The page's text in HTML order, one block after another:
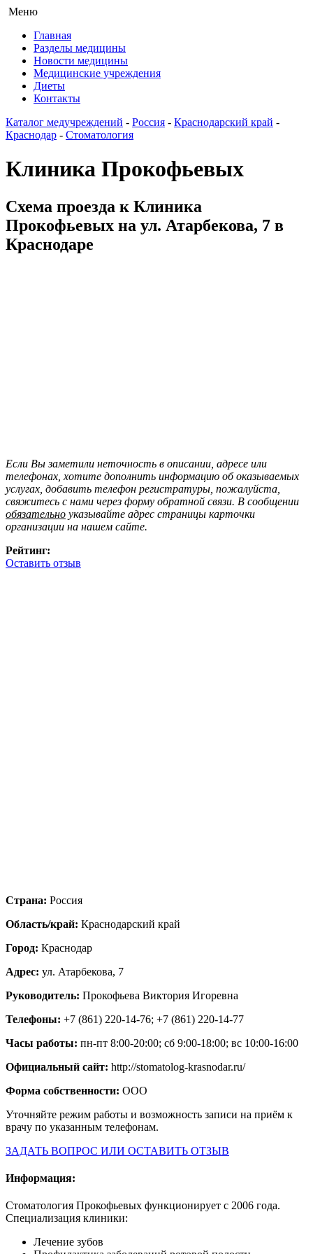
Меню
Главная
Разделы медицины
Новости медицины
Медицинские учреждения
Диеты
Контакты
Каталог медучреждений - Россия - Краснодарский край -
Краснодар - Стоматология
Клиника Прокофьевых
Схема проезда к Клиника
Прокофьевых на ул. Атарбекова, 7 в
Краснодаре
Если Вы заметили неточность в описании, адресе или
телефонах, хотите дополнить информацию об оказываемых
услугах, добавить телефон регистратуры, пожалуйста,
свяжитесь с нами через форму обратной связи. В сообщении
обязательно указывайте адрес страницы карточки
организации на нашем сайте.
Рейтинг:
Оставить отзыв
Страна: Россия
Область/край: Краснодарский край
Город: Краснодар
Адрес: ул. Атарбекова, 7
Руководитель: Прокофьева Виктория Игоревна
Телефоны: +7 (861) 220-14-76; +7 (861) 220-14-77
Часы работы: пн-пт 8:00-20:00; сб 9:00-18:00; вс 10:00-16:00
Официальный сайт: http://stomatolog-krasnodar.ru/
Форма собственности: ООО
Уточняйте режим работы и возможность записи на приём к
врачу по указанным телефонам.
ЗАДАТЬ ВОПРОС ИЛИ ОСТАВИТЬ ОТЗЫВ
Информация:
Стоматология Прокофьевых функционирует с 2006 года.
Специализация клиники:
Лечение зубов